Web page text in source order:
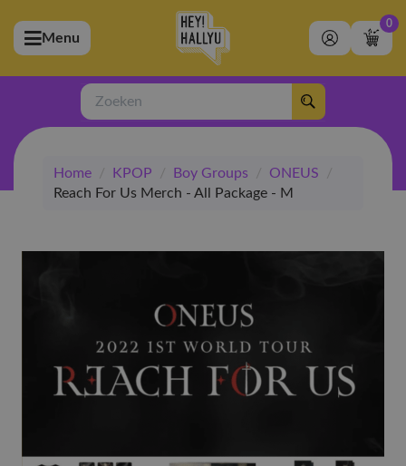
(Artiesten)
(Merchandise)
(Exclusive)
(Winkel)
Menu
0
Zoeken
Home / KPOP / Boy Groups / ONEUS
/
Reach For Us Merch - All Package - M